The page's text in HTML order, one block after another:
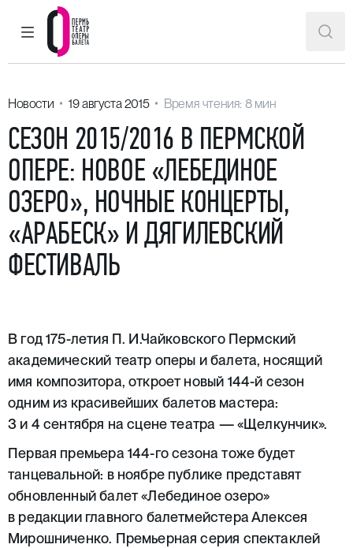
ГЛАВНОЕ МЕНЮ
Пермский театр оперы и балета
Новости 19 августа 2015 Время чтения: 8 мин
СЕЗОН 2015/2016 В ПЕРМСКОЙ
ОПЕРЕ: НОВОЕ «ЛЕБЕДИНОЕ
ОЗЕРО», НОЧНЫЕ КОНЦЕРТЫ,
«АРАБЕСК» И ДЯГИЛЕВСКИЙ
ФЕСТИВАЛЬ
В год 175-летия П. И.Чайковского Пермский
академический театр оперы и балета, носящий
имя композитора, откроет новый 144-й сезон
одним из красивейших балетов мастера:
3 и 4 сентября на сцене театра — «Щелкунчик».
Первая премьера 144-го сезона тоже будет
танцевальной: в ноябре публике представят
обновленный балет «Лебединое озеро»
в редакции главного балетмейстера Алексея
Мирошниченко. Премьерная серия спектаклей